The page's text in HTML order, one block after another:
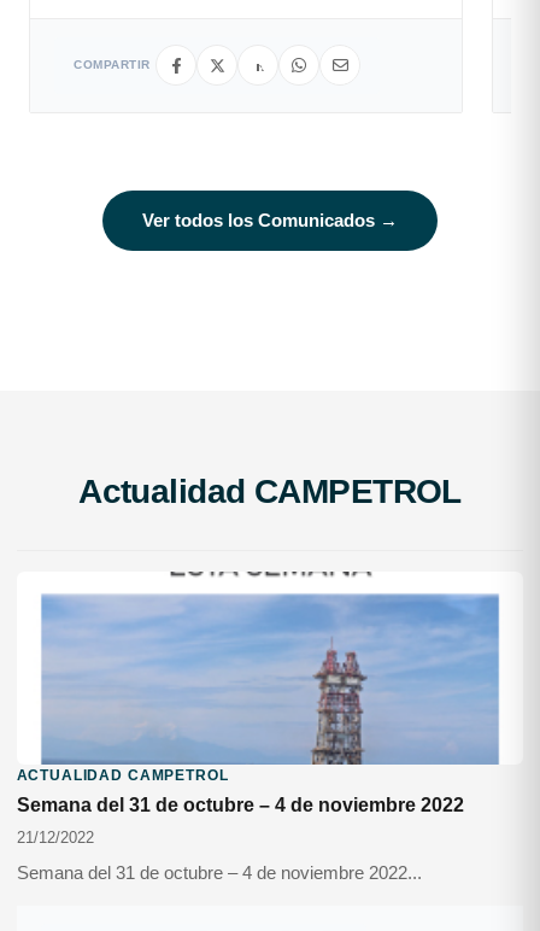
COMPARTIR
Ver todos los Comunicados →
Actualidad CAMPETROL
ACTUALIDAD CAMPETROL
Semana del 31 de octubre – 4 de noviembre 2022
21/12/2022
Semana del 31 de octubre – 4 de noviembre 2022...